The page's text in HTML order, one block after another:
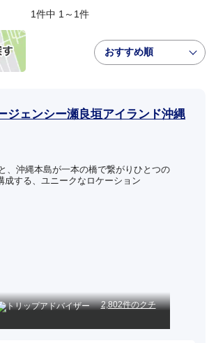
1件中 1～1件
おすすめ順
ジェンシー瀬良垣アイランド沖縄
2,802件のクチ